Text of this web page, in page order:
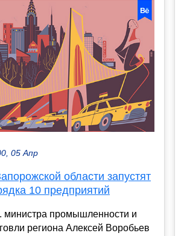
05 Апр
области запустят
10 предприятий
министра промышленности и
региона Алексей Воробьев